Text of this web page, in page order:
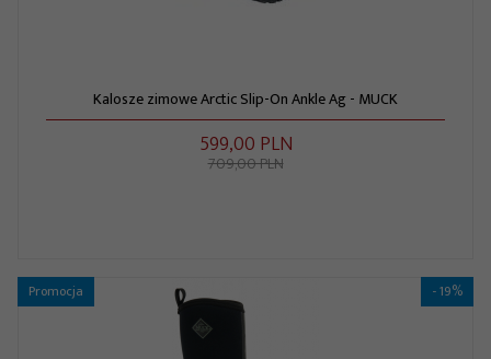
Kalosze zimowe Arctic Slip-On Ankle Ag - MUCK
599,00 PLN
709,00 PLN
Promocja - 19%